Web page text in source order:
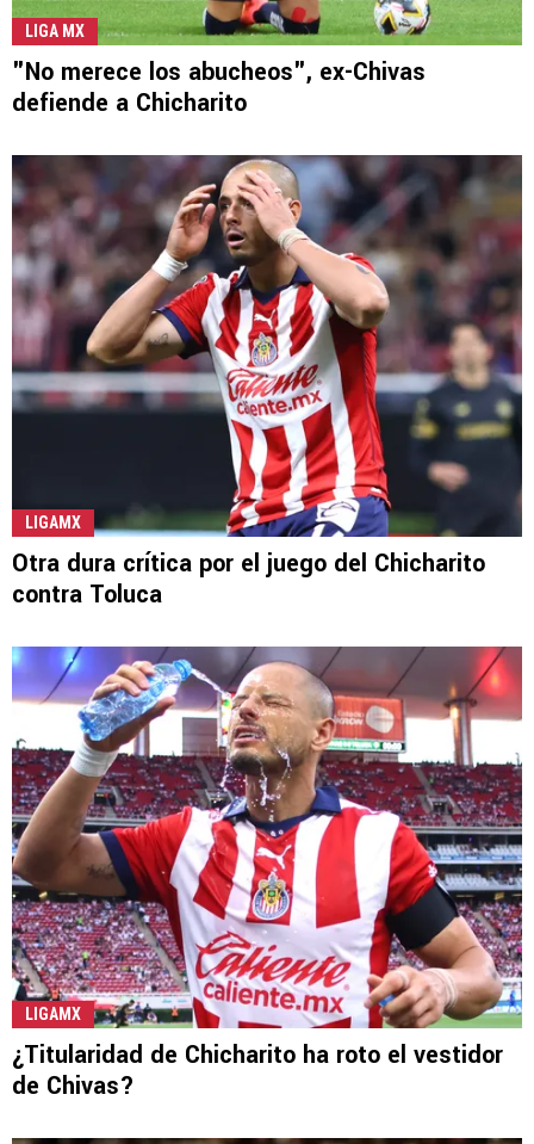
LIGA MX
"No merece los abucheos", ex-Chivas
defiende a Chicharito
LIGAMX
Otra dura crítica por el juego del Chicharito
contra Toluca
LIGAMX
¿Titularidad de Chicharito ha roto el vestidor
de Chivas?